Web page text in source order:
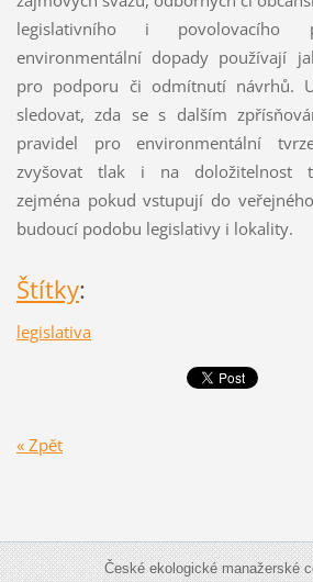
legislativního i povolovacího
environmentální dopady používají
pro podporu či odmítnutí návrhů.
sledovat, zda se s dalším
pravidel pro environmentální
zvyšovat tlak i na doložitelnost
zejména pokud vstupují do
budoucí podobu legislativy i lokality.
Štítky:
legislativa
« Zpět
České ekologické manažerské